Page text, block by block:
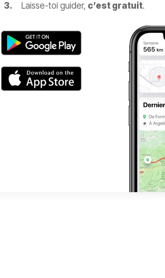
Laisse-toi guider, c’est gratuit.